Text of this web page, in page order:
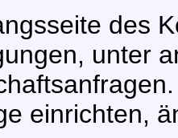
des
unter
einrichten,